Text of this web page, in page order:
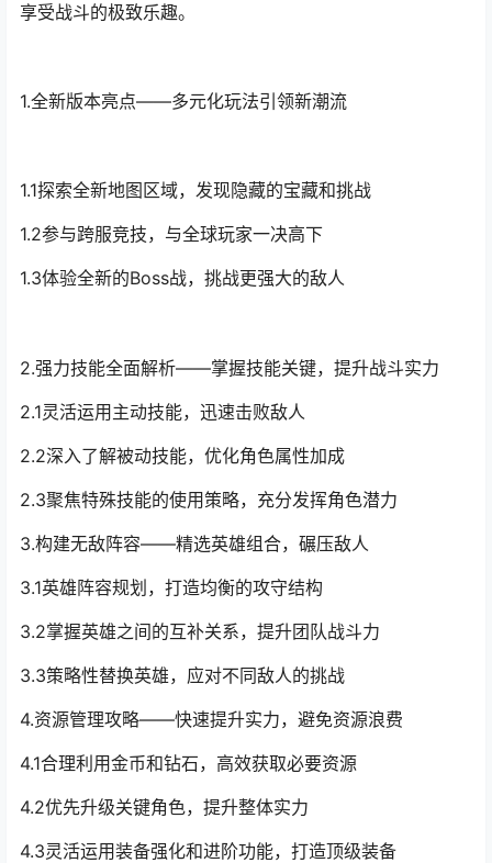
享受战斗的极致乐趣。
1.全新版本亮点——多元化玩法引领新潮流
1.1探索全新地图区域，发现隐藏的宝藏和挑战
1.2参与跨服竞技，与全球玩家一决高下
1.3体验全新的Boss战，挑战更强大的敌人
2.强力技能全面解析——掌握技能关键，提升战斗实力
2.1灵活运用主动技能，迅速击败敌人
2.2深入了解被动技能，优化角色属性加成
2.3聚焦特殊技能的使用策略，充分发挥角色潜力
3.构建无敌阵容——精选英雄组合，碾压敌人
3.1英雄阵容规划，打造均衡的攻守结构
3.2掌握英雄之间的互补关系，提升团队战斗力
3.3策略性替换英雄，应对不同敌人的挑战
4.资源管理攻略——快速提升实力，避免资源浪费
4.1合理利用金币和钻石，高效获取必要资源
4.2优先升级关键角色，提升整体实力
4.3灵活运用装备强化和进阶功能，打造顶级装备